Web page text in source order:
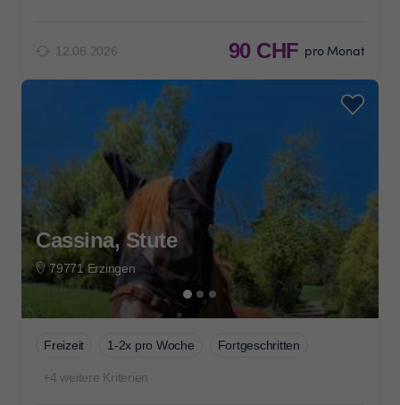
12.06.2026 90 CHF pro Monat
Cassina, Stute
79771 Erzingen
Freizeit 1-2x pro Woche Fortgeschritten
+4 weitere Kriterien